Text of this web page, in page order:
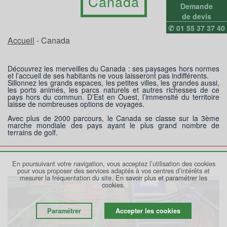
Accueil - Canada
Découvrez les merveilles du Canada : ses paysages hors normes
et l’accueil de ses habitants ne vous laisseront pas indifférents.
Sillonnez les grands espaces, les petites villes, les grandes aussi,
les ports animés, les parcs naturels et autres richesses de ce
pays hors du commun. D’Est en Ouest, l’immensité du territoire
laisse de nombreuses options de voyages.
Avec plus de 2000 parcours, le Canada se classe sur la 3ème
marche mondiale des pays ayant le plus grand nombre de
terrains de golf.
Demande
de devis
✆ 01 55 37 37 40
En poursuivant votre navigation, vous acceptez l’utilisation des cookies
pour vous proposer des services adaptés à vos centres d’intérêts et
mesurer la fréquentation du site. En savoir plus et paramétrer les
cookies.
Paramétrer Accepter les cookies